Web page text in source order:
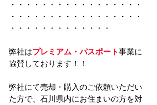
・・・・・・・・・・・・・・・・・
・・・・・・・・・・・・・・・・・
・・・・・・・・・・・・・
弊社はプレミアム・パスポート事業に
協賛しております！！
弊社にて売却・購入のご依頼いただい
た方で、石川県内にお住まいの方を対